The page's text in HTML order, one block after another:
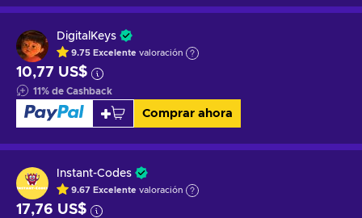
DigitalKeys
9.75 Excelente valoración
10,77 US$
11% de Cashback
Comprar ahora
Instant-Codes
9.67 Excelente valoración
17,76 US$